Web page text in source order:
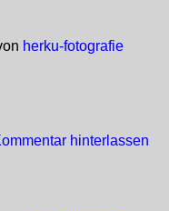
herku-fotografie
hinterlassen